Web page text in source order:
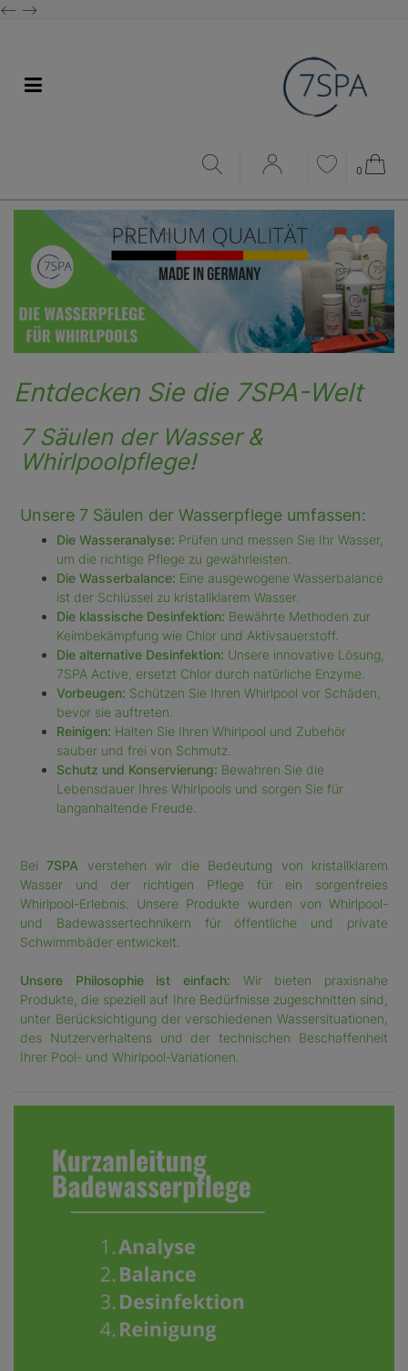
<-- -->
0
Entdecken Sie die 7SPA-Welt
7 Säulen der Wasser &
Whirlpoolpflege!
Unsere 7 Säulen der Wasserpflege umfassen:
Die Wasseranalyse: Prüfen und messen Sie Ihr Wasser,
um die richtige Pflege zu gewährleisten.
Die Wasserbalance: Eine ausgewogene Wasserbalance
ist der Schlüssel zu kristallklarem Wasser.
Die klassische Desinfektion: Bewährte Methoden zur
Keimbekämpfung wie Chlor und Aktivsauerstoff.
Die alternative Desinfektion: Unsere innovative Lösung,
7SPA Active, ersetzt Chlor durch natürliche Enzyme.
Vorbeugen: Schützen Sie Ihren Whirlpool vor Schäden,
bevor sie auftreten.
Reinigen: Halten Sie Ihren Whirlpool und Zubehör
sauber und frei von Schmutz.
Schutz und Konservierung: Bewahren Sie die
Lebensdauer Ihres Whirlpools und sorgen Sie für
langanhaltende Freude.
Bei7SPA verstehen wir die Bedeutung von kristallklarem
Wasser und der richtigen Pflege für ein sorgenfreies
Whirlpool-Erlebnis. Unsere Produkte wurden von Whirlpool-
und Badewassertechnikern für öffentliche und private
Schwimmbäder entwickelt.
Unsere Philosophie ist einfach: Wir bieten praxisnahe
Produkte, die speziell auf Ihre Bedürfnisse zugeschnitten sind,
unter Berücksichtigung der verschiedenen Wassersituationen,
des Nutzerverhaltens und der technischen Beschaffenheit
Ihrer Pool- und Whirlpool-Variationen.